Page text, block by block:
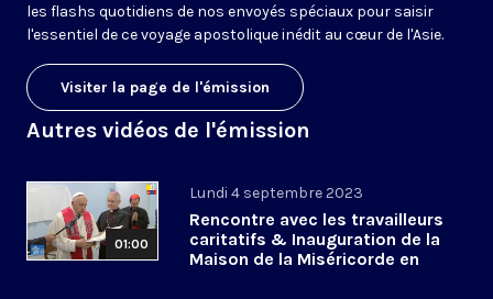
les flashs quotidiens de nos envoyés spéciaux pour saisir
l'essentiel de ce voyage apostolique inédit au cœur de l'Asie.
Visiter la page de l'émission
Autres vidéos de l'émission
01:00
Lundi 4 septembre 2023
Rencontre avec les travailleurs
caritatifs & Inauguration de la
Maison de la Miséricorde en